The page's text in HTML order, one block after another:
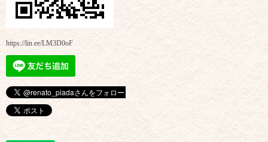
https://lin.ee/LM3D0oF